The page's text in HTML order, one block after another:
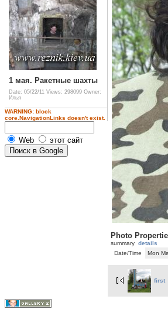
1 мая. Ракетные шахты
Date: 05/22/11 Views: 298099 Owner:
Илья
WARNING: block
core.NavigationLinks doesn't exist.
Web этот сайт
Photo
summary details
Date/Time
Mon
first